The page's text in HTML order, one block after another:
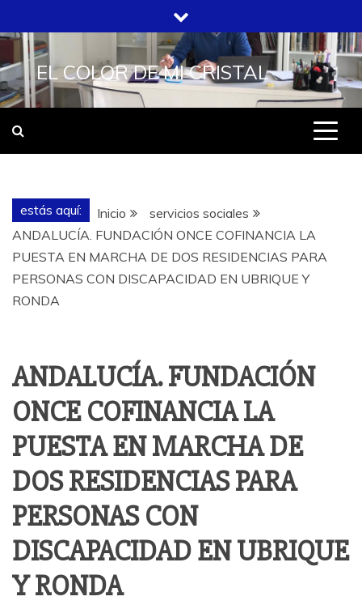
al
contenido
EL COLOR DE MI CRISTAL
estás aquí: Inicio
servicios sociales
ANDALUCÍA. FUNDACIÓN ONCE COFINANCIA LA
PUESTA EN MARCHA DE DOS RESIDENCIAS PARA
PERSONAS CON DISCAPACIDAD EN UBRIQUE Y
RONDA
ANDALUCÍA. FUNDACIÓN
ONCE COFINANCIA LA
PUESTA EN MARCHA DE
DOS RESIDENCIAS PARA
PERSONAS CON
DISCAPACIDAD EN UBRIQUE
Y RONDA